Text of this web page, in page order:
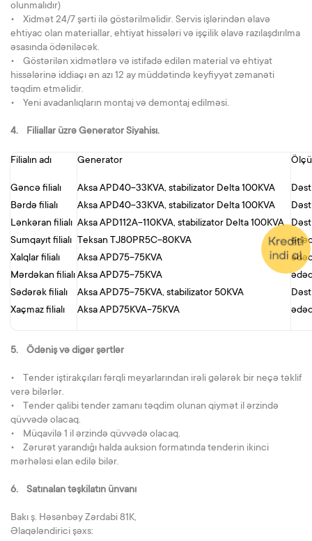
olunmalıdır)
• Xidmət 24/7 şərti ilə göstərilməlidir. Servis işlərindən əlavə
ehtiyac olan materiallar, ehtiyat hissələri və işçilik əlavə razılaşdırılma
əsasında ödəniləcək.
• Göstərilən xidmətlərə və istifadə edilən material və ehtiyat
hissələrinə iddiaçı ən azı 12 ay müddətində keyfiyyət zəmanəti
təqdim etməlidir.
• Yeni avadanlıqların montaj və demontaj edilməsi.
4. Filiallar üzrə Generator Siyahisı.
Filialın adı Generator
Gəncə filialı Aksa APD40-33KVA, stabilizator Delta 100KVA
Bərdə filialı
Aksa APD40-33KVA, stabilizator Delta 100KVA
Lənkəran filialı Aksa APD112A-110KVA, stabilizator Delta 100KVA
Sumqayıt filialı Teksan TJ80PR5C-80KVA
Xalqlar filialı
Aksa APD75-75KVA
Mərdəkan filialıAksa APD75-75KVA
Sədərək filialı
Aksa APD75-75KVA, stabilizator 50KVA
Dəst
Xaçmaz filialı
Aksa APD75KVA-75KVA
5. Ödəniş və digər şərtlər
• Tender iştirakçıları fərqli meyarlarından irəli gələrək bir neçə təklif
verə bilərlər.
• Tender qalibi tender zamanı təqdim olunan qiymət il ərzində
qüvvədə olacaq.
• Müqavilə 1 il ərzində qüvvədə olacaq.
• Zərurət yarandığı halda auksion formatında tenderin ikinci
mərhələsi elan edilə bilər.
6. Satınalan təşkilatın ünvanı
Bakı ş. Həsənbəy Zərdabi 81K,
Əlaqələndirici şəxs: